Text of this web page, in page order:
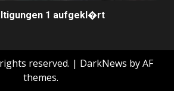
1 aufgekl�rt
reserved. | DarkNews by AF
themes.